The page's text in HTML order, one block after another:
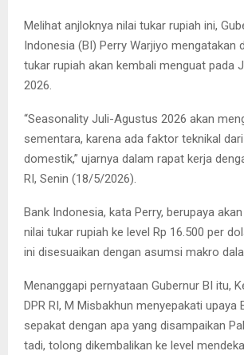
Melihat anjloknya nilai tukar rupiah ini,
Indonesia (BI) Perry Warjiyo mengatakan
tukar rupiah akan kembali menguat pada
2026.
“Seasonality Juli-Agustus 2026 akan
sementara, karena ada faktor teknikal
domestik,” ujarnya dalam rapat kerja
RI, Senin (18/5/2026).
Bank Indonesia, kata Perry, berupaya
nilai tukar rupiah ke level Rp 16.500 per
ini disesuaikan dengan asumsi makro
Menanggapi pernyataan Gubernur BI itu,
DPR RI, M Misbakhun menyepakati upaya
sepakat dengan apa yang disampaikan
tadi, tolong dikembalikan ke level